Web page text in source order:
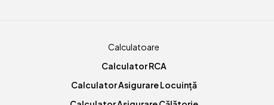
Calculatoare
Calculator RCA
Calculator Asigurare Locuință